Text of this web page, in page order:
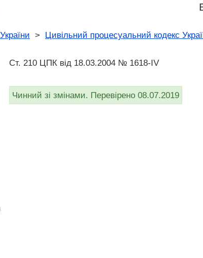
> Цивільний процесуальний кодекс
Ст. 210 ЦПК від 18.03.2004 № 1618-IV
Чинний зі змінами. Перевірено 08.07.2019